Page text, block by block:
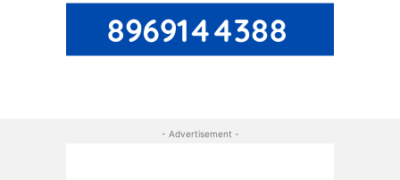
- Advertisement -